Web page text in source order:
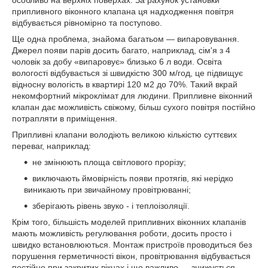
припливного віконного клапана ця надходження повітря
відбувається рівномірно та поступово.
Ще одна проблема, знайома багатьом — випаровування.
Джерел появи парів досить багато, наприклад, сім'я з 4
чоловік за добу «випаровує» близько 6 л води. Освіта
вологості відбувається зі швидкістю 300 м/год, це підвищує
відносну вологість в квартирі 120 м2 до 70%. Такий вкрай
некомфортний мікроклімат для людини. Припливне віконний
клапан дає можливість свіжому, більш сухого повітря постійно
потрапляти в приміщення.
Припливні клапани володіють великою кількістю суттєвих
переваг, наприклад:
не змінюють площа світлового прорізу;
виключають ймовірність появи протягів, які нерідко
виникають при звичайному провітрюванні;
зберігають рівень звуко - і теплоізоляції.
Крім того, більшість моделей припливних віконних клапанів
мають можливість регулювання роботи, досить просто і
швидко встановлюються. Монтаж пристроїв проводиться без
порушення герметичності вікон, провітрювання відбувається